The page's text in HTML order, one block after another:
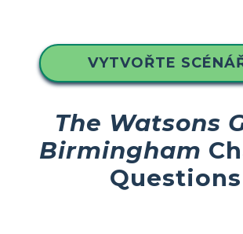
VYTVOŘTE
The Watsons
Birmingham
Questions